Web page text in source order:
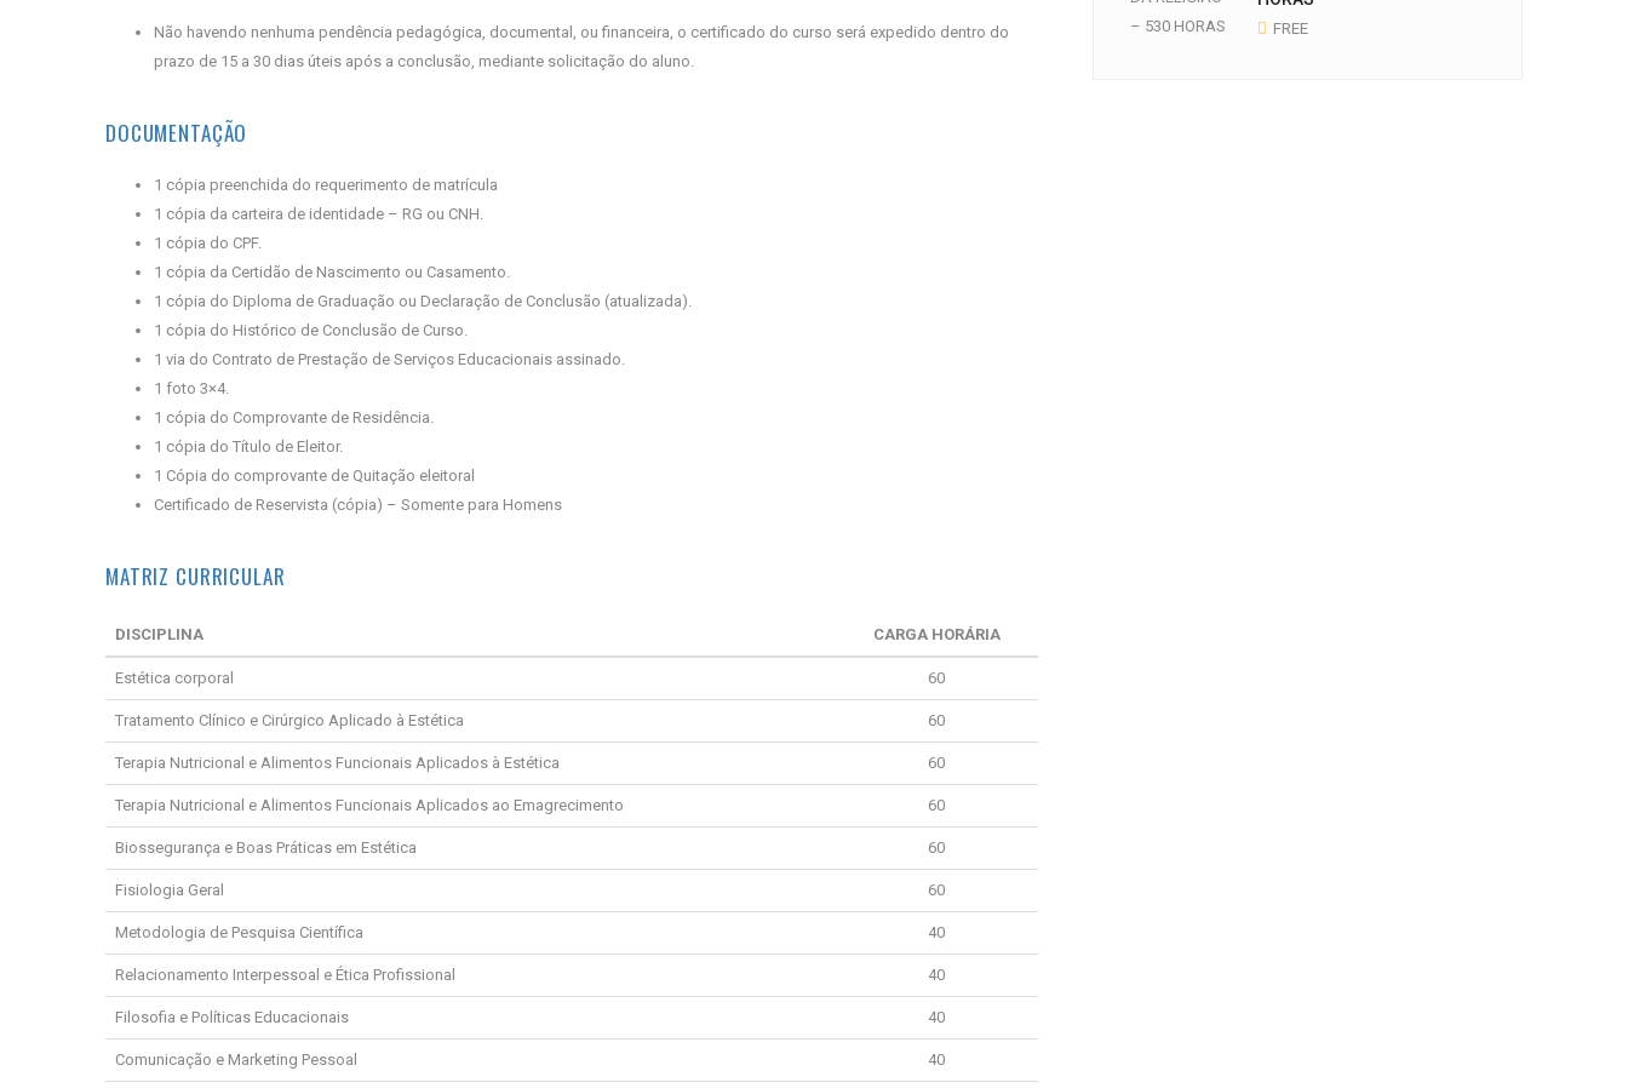
Não havendo nenhuma pendência pedagógica, documental, ou financeira, o certificado do curso será expedido dentro do
prazo de 15 a 30 dias úteis após a conclusão, mediante solicitação do aluno.
DOCUMENTAÇÃO
1 cópia preenchida do requerimento de matrícula
1 cópia da carteira de identidade – RG ou CNH.
1 cópia do CPF.
1 cópia da Certidão de Nascimento ou Casamento.
1 cópia do Diploma de Graduação ou Declaração de Conclusão (atualizada).
1 cópia do Histórico de Conclusão de Curso.
1 via do Contrato de Prestação de Serviços Educacionais assinado.
1 foto 3×4.
1 cópia do Comprovante de Residência.
1 cópia do Título de Eleitor.
1 Cópia do comprovante de Quitação eleitoral
Certificado de Reservista (cópia) – Somente para Homens
MATRIZ CURRICULAR
DISCIPLINA CARGA HORÁRIA
Estética corporal 60
Tratamento Clínico e Cirúrgico Aplicado à Estética 60
Terapia Nutricional e Alimentos Funcionais Aplicados à Estética 60
Terapia Nutricional e Alimentos Funcionais Aplicados ao Emagrecimento 60
Biossegurança e Boas Práticas em Estética 60
Fisiologia Geral 60
Metodologia de Pesquisa Científica 40
Relacionamento Interpessoal e Ética Profissional 40
Filosofia e Políticas Educacionais 40
Comunicação e Marketing Pessoal 40
FREE